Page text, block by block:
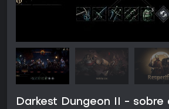
Darkest Dungeon II - sobre